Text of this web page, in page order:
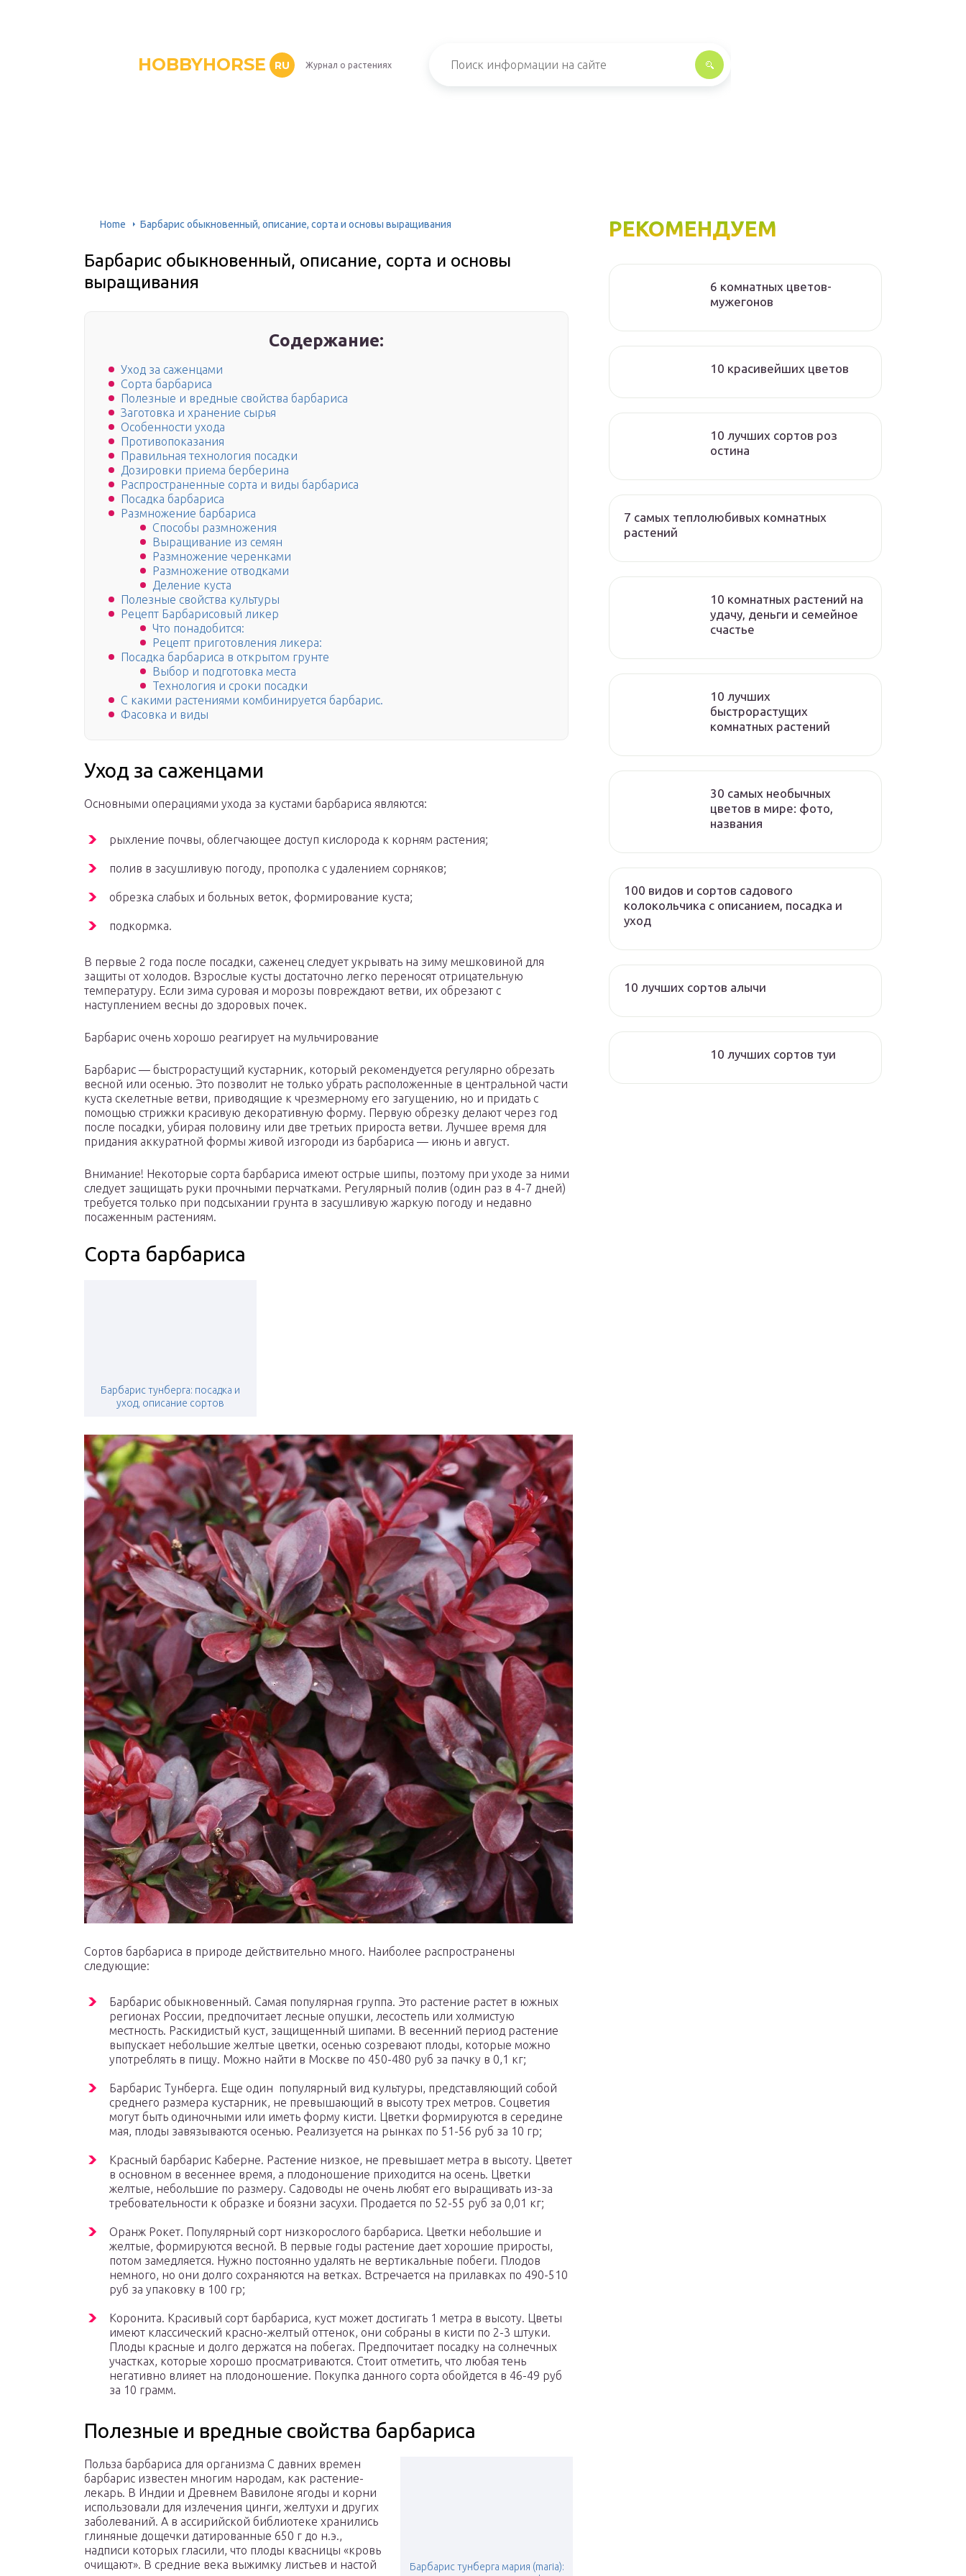
HOBBYHORSE RU Журнал о растениях
Home Барбарис обыкновенный, описание, сорта и основы выращивания
Барбарис обыкновенный, описание, сорта и основы
выращивания
Содержание:
Уход за саженцами
Сорта барбариса
Полезные и вредные свойства барбариса
Заготовка и хранение сырья
Особенности ухода
Противопоказания
Правильная технология посадки
Дозировки приема берберина
Распространенные сорта и виды барбариса
Посадка барбариса
Размножение барбариса
Способы размножения
Выращивание из семян
Размножение черенками
Размножение отводками
Деление куста
Полезные свойства культуры
Рецепт Барбарисовый ликер
Что понадобится:
Рецепт приготовления ликера:
Посадка барбариса в открытом грунте
Выбор и подготовка места
Технология и сроки посадки
С какими растениями комбинируется барбарис.
Фасовка и виды
Уход за саженцами
Основными операциями ухода за кустами барбариса являются:
рыхление почвы, облегчающее доступ кислорода к корням растения;
полив в засушливую погоду, прополка с удалением сорняков;
обрезка слабых и больных веток, формирование куста;
подкормка.
В первые 2 года после посадки, саженец следует укрывать на зиму мешковиной для
защиты от холодов. Взрослые кусты достаточно легко переносят отрицательную
температуру. Если зима суровая и морозы повреждают ветви, их обрезают с
наступлением весны до здоровых почек.
Барбарис очень хорошо реагирует на мульчирование
Барбарис — быстрорастущий кустарник, который рекомендуется регулярно обрезать
весной или осенью. Это позволит не только убрать расположенные в центральной части
куста скелетные ветви, приводящие к чрезмерному его загущению, но и придать с
помощью стрижки красивую декоративную форму. Первую обрезку делают через год
после посадки, убирая половину или две третьих прироста ветви. Лучшее время для
придания аккуратной формы живой изгороди из барбариса — июнь и август.
Внимание! Некоторые сорта барбариса имеют острые шипы, поэтому при уходе за ними
следует защищать руки прочными перчатками. Регулярный полив (один раз в 4-7 дней)
требуется только при подсыхании грунта в засушливую жаркую погоду и недавно
посаженным растениям.
Сорта барбариса
Барбарис тунберга: посадка и
уход, описание сортов
Сортов барбариса в природе действительно много. Наиболее распространены
следующие:
Барбарис обыкновенный. Самая популярная группа. Это растение растет в южных
регионах России, предпочитает лесные опушки, лесостепь или холмистую
местность. Раскидистый куст, защищенный шипами. В весенний период растение
выпускает небольшие желтые цветки, осенью созревают плоды, которые можно
употреблять в пищу. Можно найти в Москве по 450-480 руб за пачку в 0,1 кг;
Барбарис Тунберга. Еще один популярный вид культуры, представляющий собой
среднего размера кустарник, не превышающий в высоту трех метров. Соцветия
могут быть одиночными или иметь форму кисти. Цветки формируются в середине
мая, плоды завязываются осенью. Реализуется на рынках по 51-56 руб за 10 гр;
Красный барбарис Каберне. Растение низкое, не превышает метра в высоту. Цветет
в основном в весеннее время, а плодоношение приходится на осень. Цветки
желтые, небольшие по размеру. Садоводы не очень любят его выращивать из-за
требовательности к образке и боязни засухи. Продается по 52-55 руб за 0,01 кг;
Оранж Рокет. Популярный сорт низкорослого барбариса. Цветки небольшие и
желтые, формируются весной. В первые годы растение дает хорошие приросты,
потом замедляется. Нужно постоянно удалять не вертикальные побеги. Плодов
немного, но они долго сохраняются на ветках. Встречается на прилавках по 490-510
руб за упаковку в 100 гр;
Коронита. Красивый сорт барбариса, куст может достигать 1 метра в высоту. Цветы
имеют классический красно-желтый оттенок, они собраны в кисти по 2-3 штуки.
Плоды красные и долго держатся на побегах. Предпочитает посадку на солнечных
участках, которые хорошо просматриваются. Стоит отметить, что любая тень
негативно влияет на плодоношение. Покупка данного сорта обойдется в 46-49 руб
за 10 грамм.
Полезные и вредные свойства барбариса
Барбарис тунберга мария (maria):
Польза барбариса для организма С давних времен
барбарис известен многим народам, как растение-
лекарь. В Индии и Древнем Вавилоне ягоды и корни
использовали для излечения цинги, желтухи и других
заболеваний. А в ассирийской библиотеке хранились
глиняные дощечки датированные 650 г до н.э.,
надписи которых гласили, что плоды квасницы «кровь
очищают». В средние века выжимку листьев и настой
РЕКОМЕНДУЕМ
6 комнатных цветов-
мужегонов
10 красивейших цветов
10 лучших сортов роз
остина
7 самых теплолюбивых комнатных
растений
10 комнатных растений на
удачу, деньги и семейное
счастье
10 лучших
быстрорастущих
комнатных растений
30 самых необычных
цветов в мире: фото,
названия
100 видов и сортов садового
колокольчика с описанием, посадка и
уход
10 лучших сортов алычи
10 лучших сортов туи